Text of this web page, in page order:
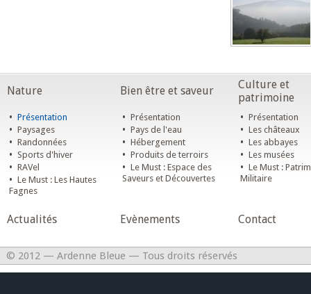
Nature Bien être et saveur
Culture et
patrimoine
• Présentation
• Paysages
• Randonnées
• Sports d'hiver
• RAVel
• Le Must : Les Hautes
Fagnes
• Présentation
• Pays de l'eau
• Hébergement
• Produits de terroirs
• Le Must : Espace des
Saveurs et Découvertes
• Présentation
• Les châteaux
• Les abbayes
• Les musées
• Le Must :
Militaire
Actualités Evènements Contact
© 2012 — Ardenne Bleue — Tous droits réservés